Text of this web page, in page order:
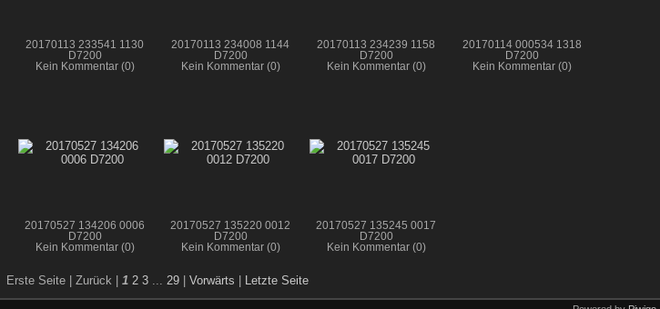
20170113 233541 1130
D7200
Kein Kommentar (0)
20170113 234008 1144
D7200
Kein Kommentar (0)
20170113 234239 1158
D7200
Kein Kommentar (0)
20170114 000534 1318
D7200
Kein Kommentar (0)
20170527 134206 0006
D7200
Kein Kommentar (0)
20170527 135220 0012
D7200
Kein Kommentar (0)
20170527 135245 0017
D7200
Kein Kommentar (0)
Erste Seite | Zurück | 1 2 3 29 | Vorwärts | Letzte Seite